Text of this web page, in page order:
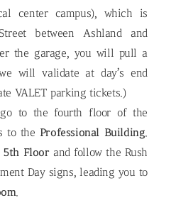
center campus), which is
between Ashland and
the garage, you will pull a
will validate at day’s end
VALET parking tickets.)
go to the fourth floor of the
to the Professional Building
5th Floorand follow the Rush
Day signs, leading you to